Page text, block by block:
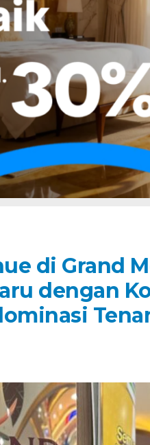
di Grand
dengan